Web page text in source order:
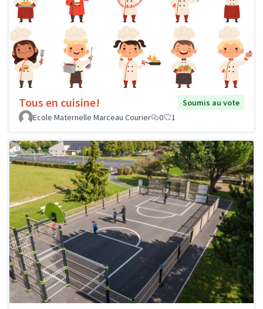
Tous en cuisine!
Soumis au vote
Ecole Maternelle Marceau Courier
0 1